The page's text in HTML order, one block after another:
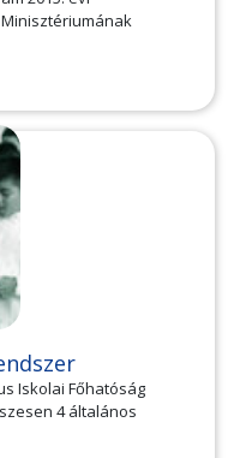
Iskolai Főhatóság
4 általános